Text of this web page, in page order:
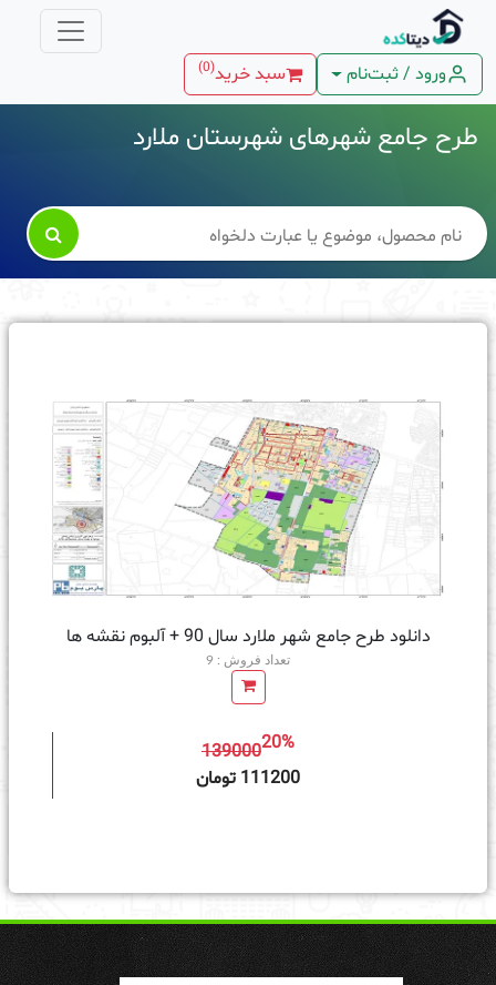
ورود / ثبت‌نام سبد خرید(
0
)
طرح جامع شهرهای شهرستان ملارد

دانلود طرح جامع شهر ملارد سال 90 + آلبوم نقشه ها
تعداد فروش : 9
13900020%
111200 تومان